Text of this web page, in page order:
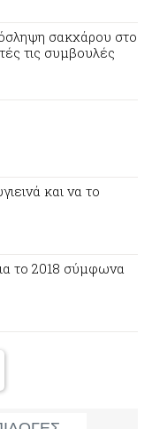
σακχάρου στο
τις συμβουλές
και να το
το 2018 σύμφωνα